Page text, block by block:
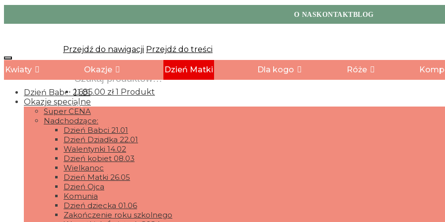
O NASKONTAKTBLOG
Przejdź do nawigacji Przejdź do treści
Dostawa kwiatów jeszcze dziś?
Zamów w ciągu:10:55:17
1,685.00 zł 1 Produkt
Kwiaty Okazje Dzień Matki Dla kogo Róże
Dzień Babci 21.01
Okazje specialne
Super CENA
Nadchodzące:
Dzień Babci 21.01
Dzień Dziadka 22.01
Walentynki 14.02
Dzień kobiet 08.03
Wielkanoc
Dzień Matki 26.05
Dzień Ojca
Komunia
Dzień dziecka 01.06
Zakończenie roku szkolnego